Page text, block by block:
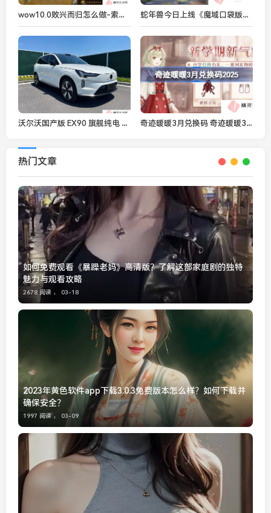
wow10.0败兴而归怎么做-索泰克在哪 蛇年兽今日上线《魔域口袋版》灵蛇现世
沃尔沃国产版 EX90 旗舰纯电 SUV 更多信息曝光，有望今年上市 奇迹暖暖3月兑换码 奇迹暖暖3月兑换码最新2025
热门文章
如何免费观看《暴躁老妈》高清版？了解这部家庭剧的独特
魅力与观看攻略
2678 阅读 ， 03-18
2023年黄色软件app下载3.0.3免费版本怎么样？如何下载并
确保安全？
1997 阅读 ， 03-09